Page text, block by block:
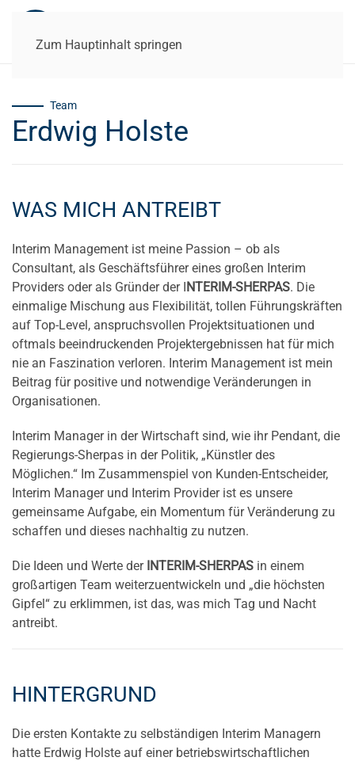
Zum Hauptinhalt springen
Team
Erdwig Holste
WAS MICH ANTREIBT
Interim Management ist meine Passion – ob als
Consultant, als Geschäftsführer eines großen Interim
Providers oder als Gründer der INTERIM-SHERPAS. Die
einmalige Mischung aus Flexibilität, tollen Führungskräften
auf Top-Level, anspruchsvollen Projektsituationen und
oftmals beeindruckenden Projektergebnissen hat für mich
nie an Faszination verloren. Interim Management ist mein
Beitrag für positive und notwendige Veränderungen in
Organisationen.
Interim Manager in der Wirtschaft sind, wie ihr Pendant, die
Regierungs-Sherpas in der Politik, „Künstler des
Möglichen.“ Im Zusammenspiel von Kunden-Entscheider,
Interim Manager und Interim Provider ist es unsere
gemeinsame Aufgabe, ein Momentum für Veränderung zu
schaffen und dieses nachhaltig zu nutzen.
Die Ideen und Werte der INTERIM-SHERPAS in einem
großartigen Team weiterzuentwickeln und „die höchsten
Gipfel“ zu erklimmen, ist das, was mich Tag und Nacht
antreibt.
HINTERGRUND
Die ersten Kontakte zu selbständigen Interim Managern
hatte Erdwig Holste auf einer betriebswirtschaftlichen